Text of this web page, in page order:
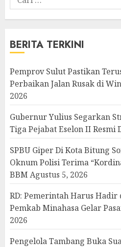
untuk:
BERITA TERKINI
Pemprov Sulut Pastikan
Perbaikan Jalan Rusak di
2026
Gubernur Yulius Segarkan
Tiga Pejabat Eselon II Resmi
SPBU Giper Di Kota Bitung
Oknum Polisi Terima
BBM Agustus 5, 2026
RD: Pemerintah Harus Hadir
Pemkab Minahasa Gelar
2026
Pengelola Tambang Buka